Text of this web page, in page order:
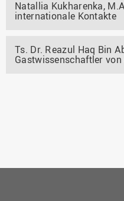
Natallia Kukharenka,
internationale Kontakte
Ts. Dr. Reazul Haq Bin
Gastwissenschaftler